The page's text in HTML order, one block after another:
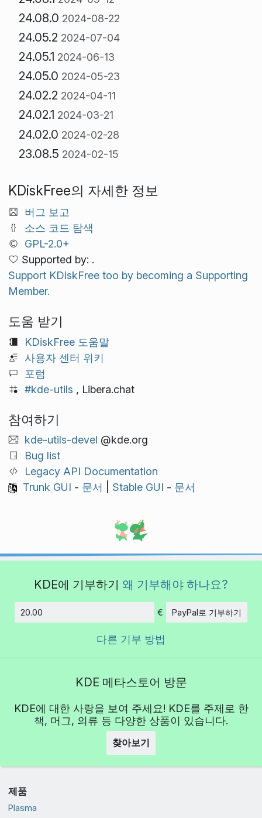
24.08.0 2024-08-22
24.05.2 2024-07-04
24.05.1 2024-06-13
24.05.0 2024-05-23
24.02.2 2024-04-11
24.02.1 2024-03-21
24.02.0 2024-02-28
23.08.5 2024-02-15
KDiskFree의 자세한 정보
버그 보고
소스 코드 탐색
GPL-2.0+
Supported by: .
Support KDiskFree too by becoming a Supporting
Member.
도움 받기
KDiskFree 도움말
사용자 센터 위키
포럼
#kde-utils , Libera.chat
참여하기
kde-utils-devel @kde.org
Bug list
Legacy API Documentation
Trunk GUI - 문서 Stable GUI - 문서
KDE에 기부하기 왜 기부해야 하나요?
€ PayPal로 기부하기
다른 기부 방법
KDE 메타스토어 방문
KDE에 대한 사랑을 보여 주세요! KDE를 주제로 한
책, 머그, 의류 등 다양한 상품이 있습니다.
찾아보기
제품
Plasma